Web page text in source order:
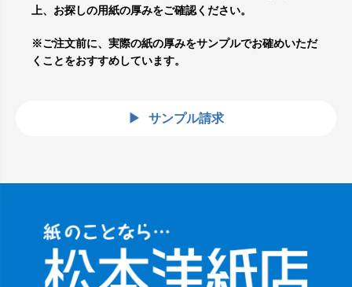
上、お探しの用紙の厚みをご確認ください。
※ご注文前に、実際の紙の厚みをサンプルでお確めいただ
くことをおすすめしています。
サンプル請求